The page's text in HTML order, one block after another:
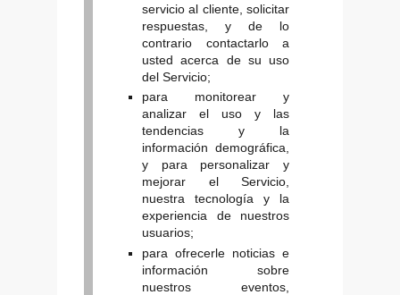
servicio al cliente, solicitar
respuestas, y de lo
contrario contactarlo a
usted acerca de su uso
del Servicio;
para monitorear y
analizar el uso y las
tendencias y la
información demográfica,
y para personalizar y
mejorar el Servicio,
nuestra tecnología y la
experiencia de nuestros
usuarios;
para ofrecerle noticias e
información sobre
nuestros eventos,